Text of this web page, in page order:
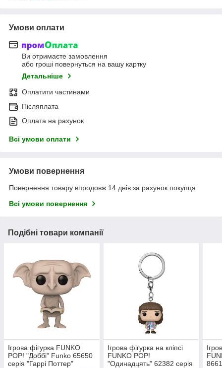
Умови оплати
Ви отримаєте замовлення
або гроші повернуться на вашу картку
Детальніше
Оплатити частинами
Післяплата
Оплата на рахунок
Всі умови оплати
Умови повернення
Повернення товару впродовж 14 днів за рахунок покупця
Всі умови повернення
Подібні товари компанії
Ігрова фігурка FUNKO
POP! "Доббі" Funko 65650
серія "Гаррі Поттер"
Ігрова фігурка на кліпсі
FUNKO POP!
"Одинадцять" 62382 серія